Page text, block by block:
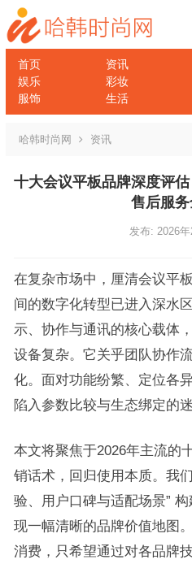
首页 资讯
娱乐
彩妆
服饰
生活
哈韩时尚网 资讯
十大会议平板品牌深度评
售后服
发布: 2026年
在复杂市场中，厘清会议平
间的数字化转型已进入深水
示、协作与通讯的核心载体
设备复杂。它关乎团队协作
化。面对功能纷繁、定位各
陷入参数比较与生态绑定的迷
本文将聚焦于2026年主流的
销话术，回归使用本质。我
验、用户口碑与适配场景”
现一幅清晰的品牌价值地图
消费，只希望通过对各品牌